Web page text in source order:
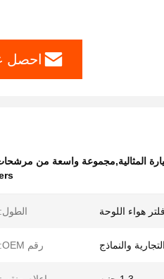
احصل
المثالية,مجموعة واسعة من
فلتر هواء اللوحة الطول:
والنماذج رقم OEM: